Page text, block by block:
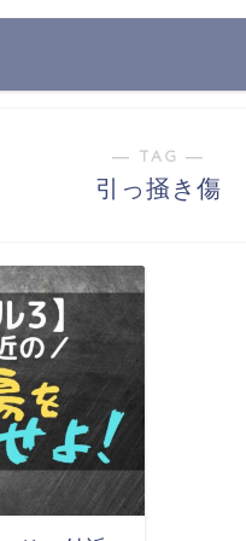
― TAG ―
引っ掻き傷